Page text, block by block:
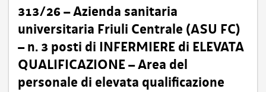
313/26 – Azienda sanitaria
universitaria Friuli Centrale (ASU FC)
– n. 3 posti di INFERMIERE di ELEVATA
QUALIFICAZIONE – Area del
personale di elevata qualificazione